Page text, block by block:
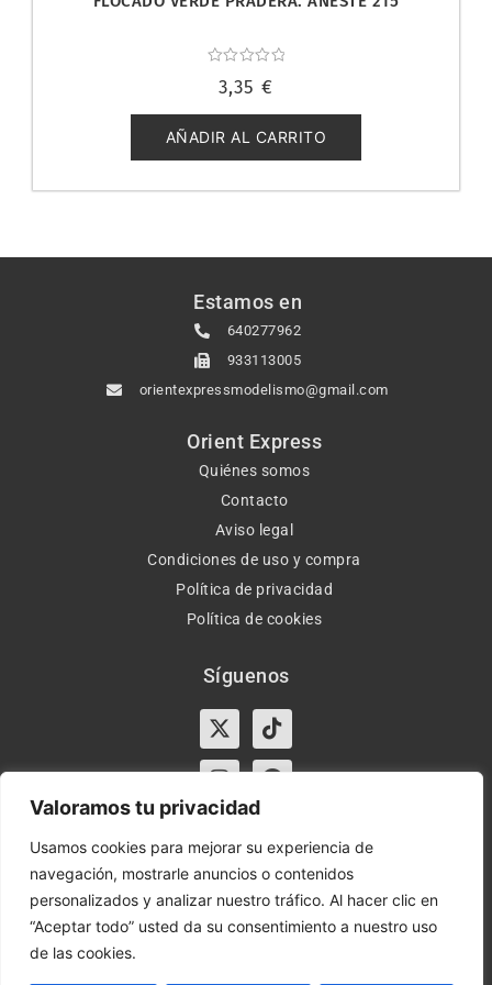
Valoramos tu privacidad
Usamos cookies para mejorar su experiencia de
navegación, mostrarle anuncios o contenidos
personalizados y analizar nuestro tráfico. Al hacer clic en
“Aceptar todo” usted da su consentimiento a nuestro uso
de las cookies.
con
de
5
3,35 €
AÑADIR AL CARRITO
Estamos en
640277962
933113005
orientexpressmodelismo@gmail.com
Orient Express
Quiénes somos
Contacto
Aviso legal
Condiciones de uso y compra
Política de privacidad
Política de cookies
Síguenos
X-
twitter
Tiktok
InstagramFacebook
Horario:
Lun-Vie de 10:00-13:30 y 17:00-20:00 – Sáb de
10:00-13:30
Orient Express | Copyright 2021 © Todos los derechos